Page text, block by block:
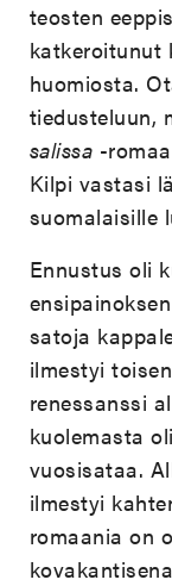
teosten
katkeroitunut
huomiosta.
tiedusteluun,
salissa -
Kilpi vastasi
suomalaisille
Ennustus oli
satoja
ilmestyi
renessanssi
kuolemasta
vuosisataa.
ilmestyi
romaania on